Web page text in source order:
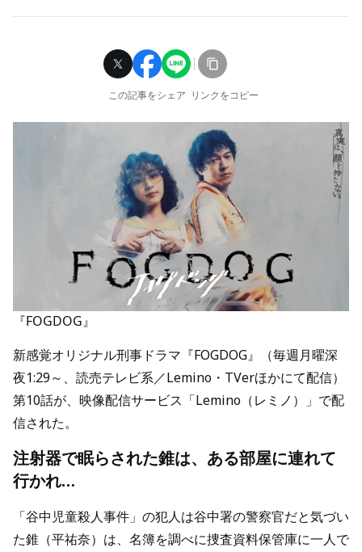
この記事をシェア リンクをコピー
『FOGDOG』
新感覚オリジナル刑事ドラマ『FOGDOG』（毎週月曜深
夜1:29～、読売テレビ系／Lemino・TVerほかにて配信）
第10話が、映像配信サービス「Lemino（レミノ）」で配
信された。
注射器で眠らされた錐は、ある部屋に連れて
行かれ…
「谷中児童殺人事件」の犯人は谷中署の警察官だと気づい
た錐（平祐奈）は、名簿を調べに捜査資料保管庫に一人で